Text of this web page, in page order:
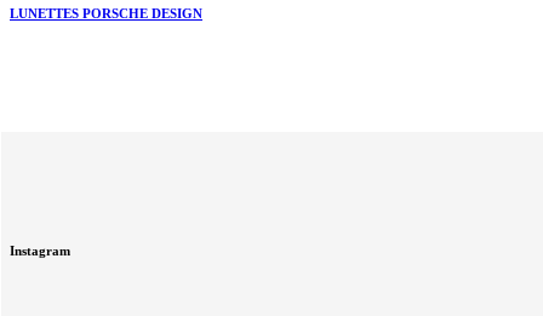
LUNETTES PORSCHE DESIGN
Instagram